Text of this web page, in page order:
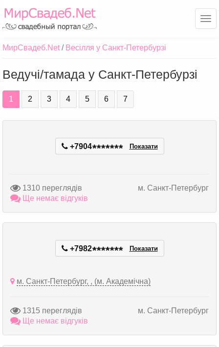
МирСвадеб.Net Весілля у Санкт-Петербурзі
Ведучі/тамада у Санкт-Петербурзі
1 2 3 4 5 6 7
+7904******* Показати
1310 переглядів
м. Санкт-Петербург
Ще немає відгуків
+7982******* Показати
м. Санкт-Петербург, , (м. Академічна)
1315 переглядів
м. Санкт-Петербург
Ще немає відгуків